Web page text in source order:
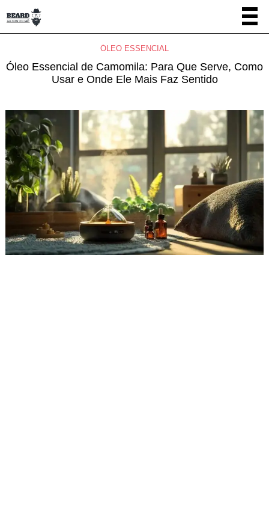
ÓLEO ESSENCIAL
Óleo Essencial de Camomila: Para Que Serve, Como
Usar e Onde Ele Mais Faz Sentido